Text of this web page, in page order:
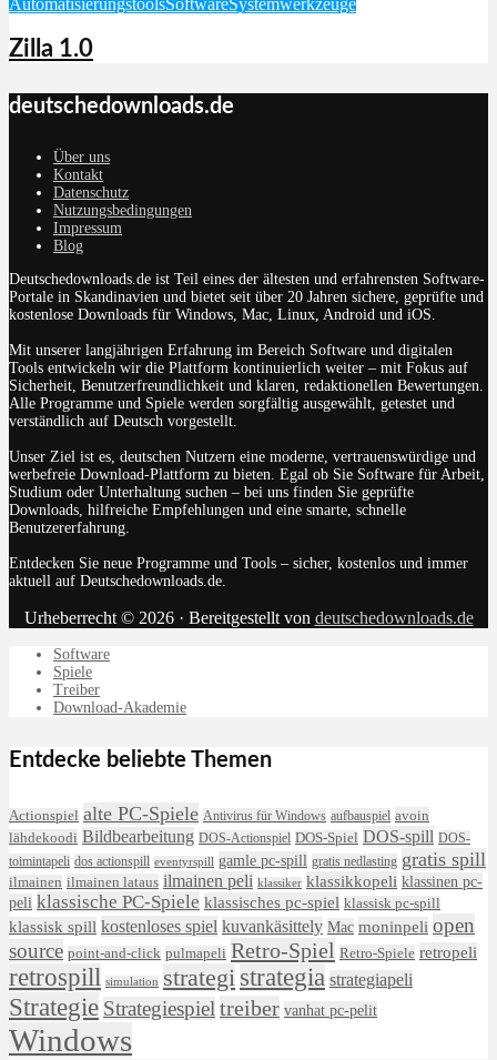
Zilla 1.0
deutschedownloads.de
Über uns
Kontakt
Datenschutz
Nutzungsbedingungen
Impressum
Blog
Deutschedownloads.de ist Teil eines der ältesten und erfahrensten Software-
Portale in Skandinavien und bietet seit über 20 Jahren sichere, geprüfte und
kostenlose Downloads für Windows, Mac, Linux, Android und iOS.
Mit unserer langjährigen Erfahrung im Bereich Software und digitalen
Tools entwickeln wir die Plattform kontinuierlich weiter – mit Fokus auf
Sicherheit, Benutzerfreundlichkeit und klaren, redaktionellen Bewertungen.
Alle Programme und Spiele werden sorgfältig ausgewählt, getestet und
verständlich auf Deutsch vorgestellt.
Unser Ziel ist es, deutschen Nutzern eine moderne, vertrauenswürdige und
werbefreie Download-Plattform zu bieten. Egal ob Sie Software für Arbeit,
Studium oder Unterhaltung suchen – bei uns finden Sie geprüfte
Downloads, hilfreiche Empfehlungen und eine smarte, schnelle
Benutzererfahrung.
Entdecken Sie neue Programme und Tools – sicher, kostenlos und immer
aktuell auf Deutschedownloads.de.
Urheberrecht © 2026 · Bereitgestellt von deutschedownloads.de
Software
Spiele
Treiber
Download-Akademie
Entdecke beliebte Themen
Actionspiel alte PC-Spiele Antivirus für Windows aufbauspiel avoin
lähdekoodi Bildbearbeitung DOS-Actionspiel DOS-Spiel DOS-spill DOS-
toimintapeli dos actionspill eventyrspill gamle pc-spill gratis nedlasting gratis spill
ilmainen ilmainen lataus ilmainen peli klassiker klassikkopeli klassinen pc-
peli klassische PC-Spiele klassisches pc-spiel klassisk pc-spill
klassisk spill kostenloses spiel kuvankäsittely Mac moninpeli open
source point-and-click pulmapeli Retro-Spiel Retro-Spiele retropeli
retrospill simulation strategi strategia strategiapeli
Strategie Strategiespieltreiber vanhat pc-pelit
Windows